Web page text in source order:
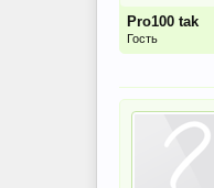
Pro100 tak
Гость